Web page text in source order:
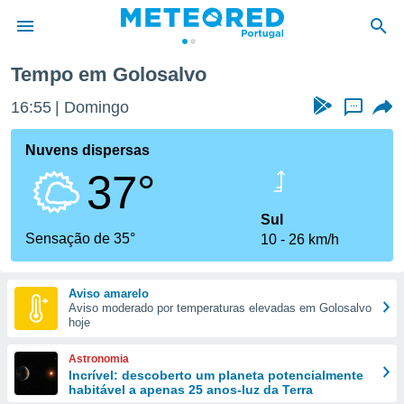
da
foi
fornecidas
a este
das
e
forma
digital
Tempo em Golosalvo
16:55 Domingo ...
Nuvens dispersas
37°
Sensação de 35°
Sul
10
26 km/h
Aviso amarelo
Aviso moderado por temperaturas elevadas em Golosalvo
hoje
Astronomia
Incrível: descoberto um planeta potencialmente
habitável a apenas 25 anos-luz da Terra